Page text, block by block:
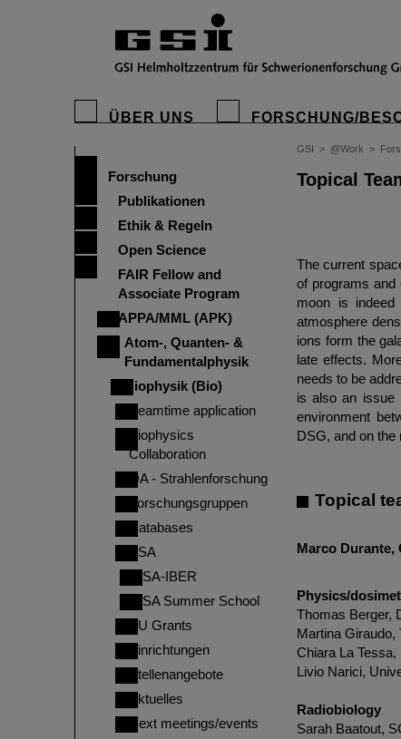
ÜBER UNS FORSCHUNG/
Forschung
Publikationen
Ethik & Regeln
Open Science
FAIR Fellow and
Associate Program
APPA/MML (APK)
Atom-, Quanten- &
Fundamentalphysik
Biophysik (Bio)
Beamtime application
Biophysics
Collaboration
QA - Strahlenforschung
Forschungsgruppen
Databases
ESA
ESA-IBER
ESA Summer School
EU Grants
Einrichtungen
Stellenangebote
Aktuelles
Next meetings/events
GSI > @Work >
Topical
The current
of programs and
moon is
atmosphere
ions form the
late effects.
needs to be
is also an issue
environment
DSG, and on the
Topical
Marco Durante,
Physics/
Thomas Berger,
Martina Giraudo,
Chiara La
Livio Narici,
Radiobiology
Sarah Baatout,